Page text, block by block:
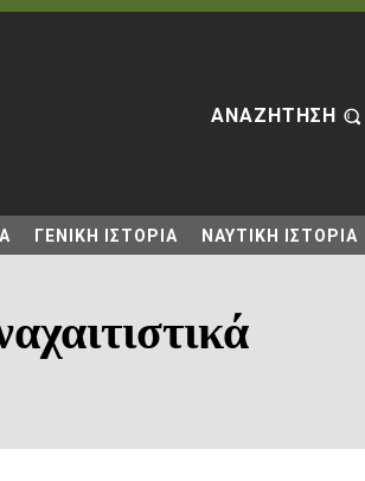
ΑΝΑΖΗΤΗΣΗ
ΓΕΝΙΚΗ ΙΣΤΟΡΙΑ ΝΑΥΤΙΚΗ ΙΣΤΟΡΙΑ